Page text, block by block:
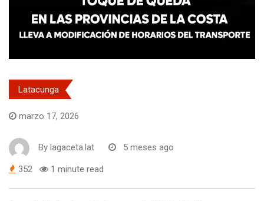
Latacunga
marzo 17, 2026
By lagaceta.lat 5 meses ago
352 1 minute read